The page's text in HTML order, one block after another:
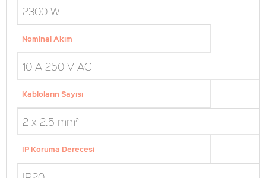
2300 W
Nominal Akım
10 A 250 V AC
Kabloların Sayısı
2 x 2.5 mm²
IP Koruma Derecesi